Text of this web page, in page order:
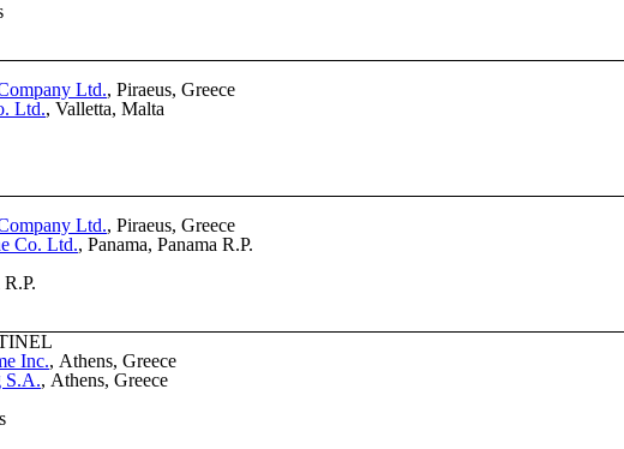
Ltd., Piraeus, Greece
Ltd., Valletta, Malta
Ltd., Piraeus, Greece
Co. Ltd., Panama, Panama R.P.
Inc., Athens, Greece
S.A., Athens, Greece